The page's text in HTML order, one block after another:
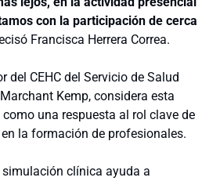
con la participación de cerca
Francisca Herrera Correa.
del CEHC del Servicio de Salud
Kemp, considera esta
una respuesta al rol clave de
la formación de profesionales.
simulación clínica ayuda a